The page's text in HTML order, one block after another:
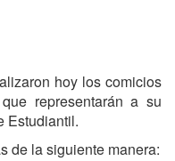
hoy los comicios
representarán a su
Estudiantil.
de la siguiente manera: